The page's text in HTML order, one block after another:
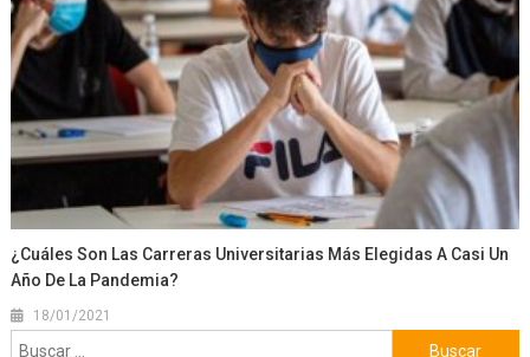
¿Cuáles Son Las Carreras Universitarias Más Elegidas A Casi Un
Año De La Pandemia?
18/01/2021
Buscar: